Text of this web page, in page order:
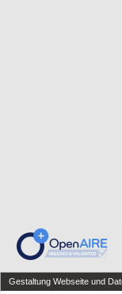
Gestaltung Webseite und